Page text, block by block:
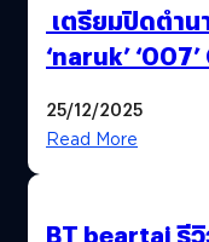
เตรียมปิดตำน
‘naruk’
25/12/2025
Read More
BT beartai รี